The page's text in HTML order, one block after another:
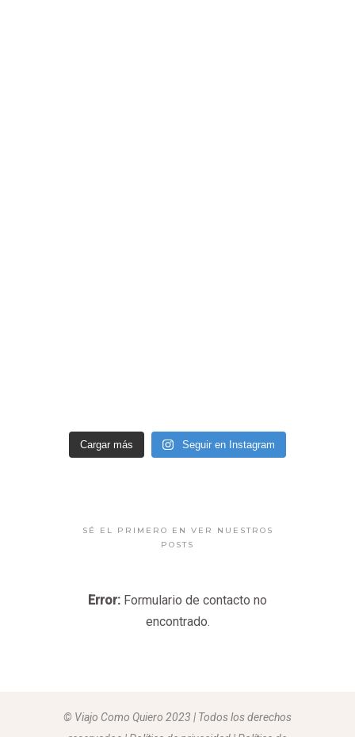
Cargar más Seguir en Instagram
SÉ EL PRIMERO EN VER NUESTROS
POSTS
Error: Formulario de contacto no
encontrado.
© Viajo Como Quiero 2023 | Todos los derechos